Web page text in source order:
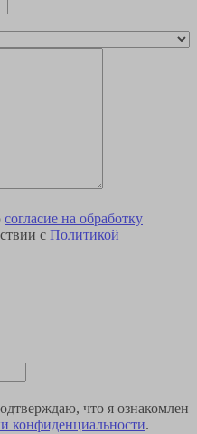
согласие на обработку
с Политикой
что я ознакомлен
конфиденциальности.